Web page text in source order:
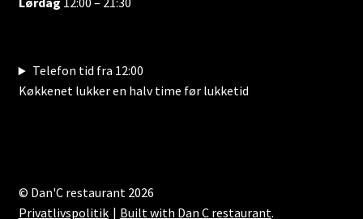
Telefon tid fra 12:00
Køkkenet lukker en halv time før lukketid
© Dan'C restaurant 2026
Privatlivspolitik
Built with Dan C restaurant.